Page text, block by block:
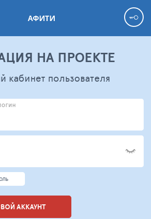
АФИТИ
НА ПРОЕКТЕ
кабинет пользователя
АККАУНТ